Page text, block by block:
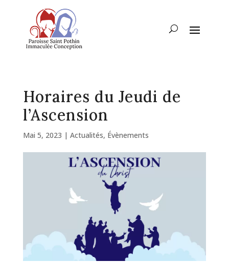
Horaires du Jeudi de
l’Ascension
Mai 5, 2023 | Actualités, Évènements